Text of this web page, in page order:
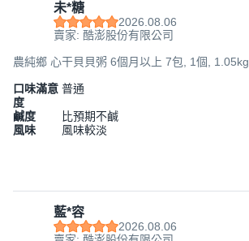
未*糖
2026.08.06
賣家: 酷澎股份有限公司
農純鄉 心干貝貝粥 6個月以上 7包, 1個, 1.05kg
口味滿意
度
普通
鹹度
比預期不鹹
風味
風味較淡
藍*容
2026.08.06